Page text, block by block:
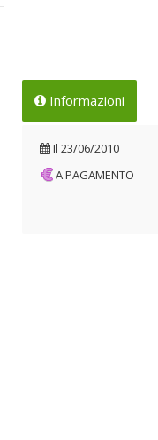
Informazioni
Il 23/06/2010
A PAGAMENTO